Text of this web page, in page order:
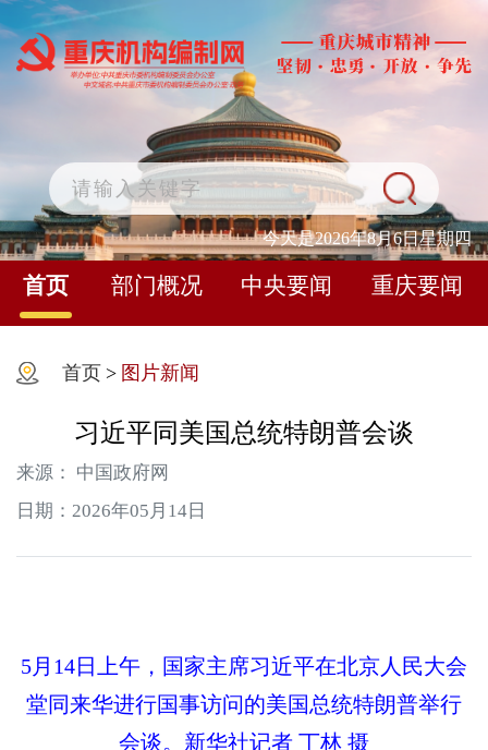
今天是2026年8月6日星期四
首页 部门概况 中央要闻 重庆要闻
首页 > 图片新闻
习近平同美国总统特朗普会谈
来源： 中国政府网
日期：2026年05月14日
5月14日上午，国家主席习近平在北京人民大会
堂同来华进行国事访问的美国总统特朗普举行
会谈。新华社记者 丁林 摄